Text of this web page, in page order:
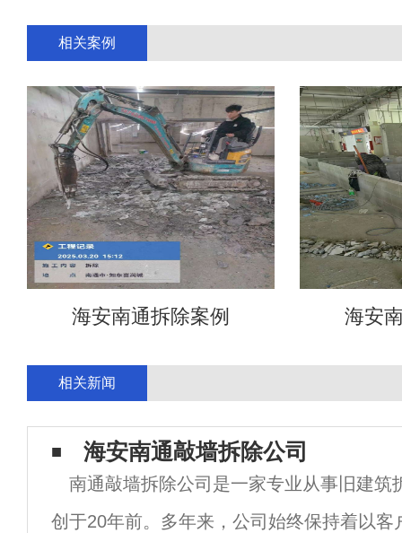
相关案例
海安南通拆除案例 海安
相关新闻
海安南通敲墙拆除公司
南通敲墙拆除公司是一家专业从事旧建筑
创于20年前。多年来，公司始终保持着以客